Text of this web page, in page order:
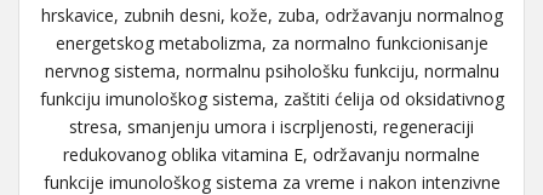
hrskavice, zubnih desni, kože, zuba, održavanju normalnog
energetskog metabolizma, za normalno funkcionisanje
nervnog sistema, normalnu psihološku funkciju, normalnu
funkciju imunološkog sistema, zaštiti ćelija od oksidativnog
stresa, smanjenju umora i iscrpljenosti, regeneraciji
redukovanog oblika vitamina E, održavanju normalne
funkcije imunološkog sistema za vreme i nakon intenzivne